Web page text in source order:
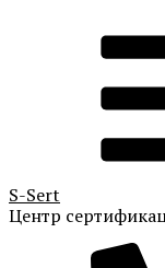
S-Sert
Центр